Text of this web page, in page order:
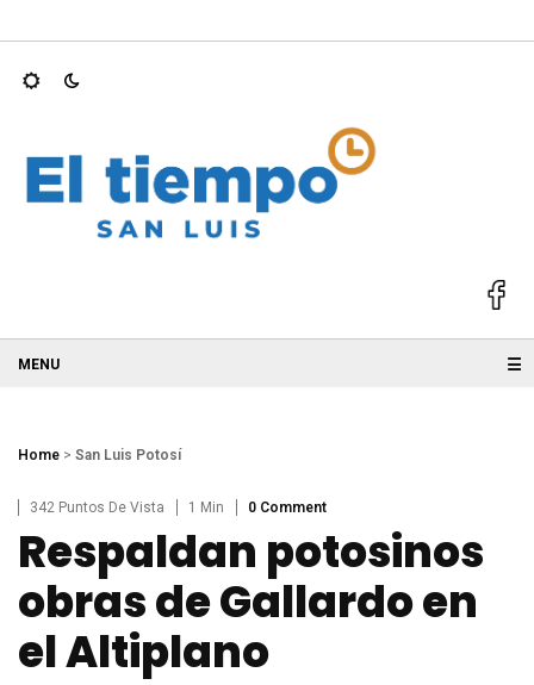
☰
Home > San Luis Potosí
342 Puntos De Vista 1 Min 0 Comment
Respaldan potosinos
obras de Gallardo en
el Altiplano